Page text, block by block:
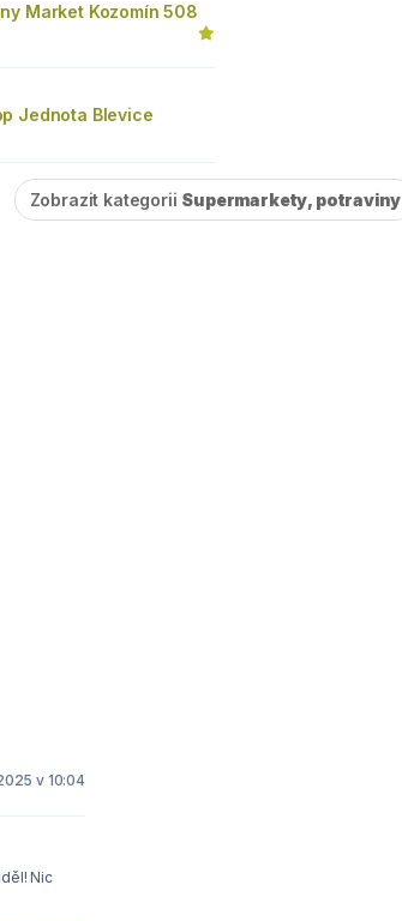
Market Kozomín 508
Jednota Blevice
Zobrazit kategorii Supermarkety, potraviny
v 10:04
Nic